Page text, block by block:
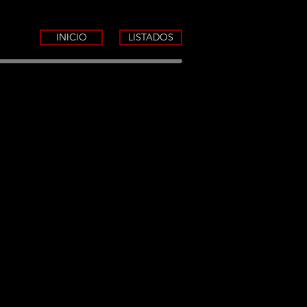
INICIO LISTADOS